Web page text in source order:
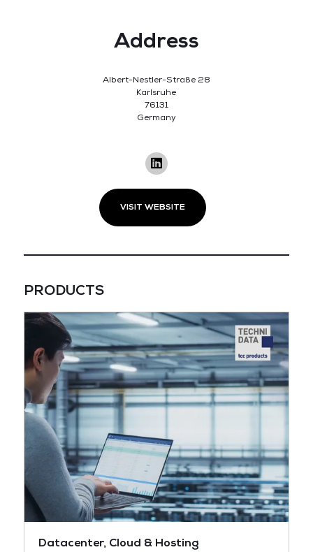
Address
Albert-Nestler-Straße 28
Karlsruhe
76131
Germany
VISIT WEBSITE
PRODUCTS
Datacenter, Cloud & Hosting